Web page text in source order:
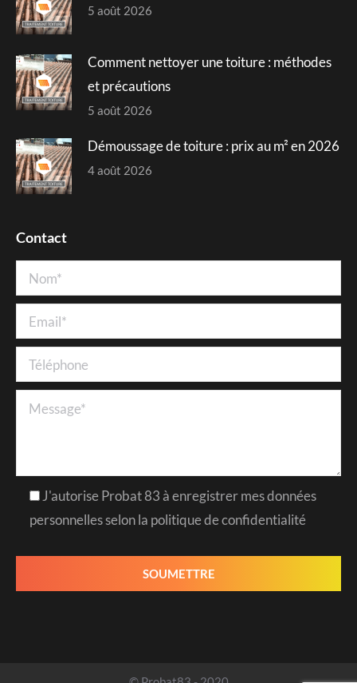
5 août 2026
Comment nettoyer une toiture : méthodes
et précautions
5 août 2026
Démoussage de toiture : prix au m² en 2026
4 août 2026
Contact
J'autorise Probat 83 à enregistrer mes données
personnelles selon la politique de confidentialité